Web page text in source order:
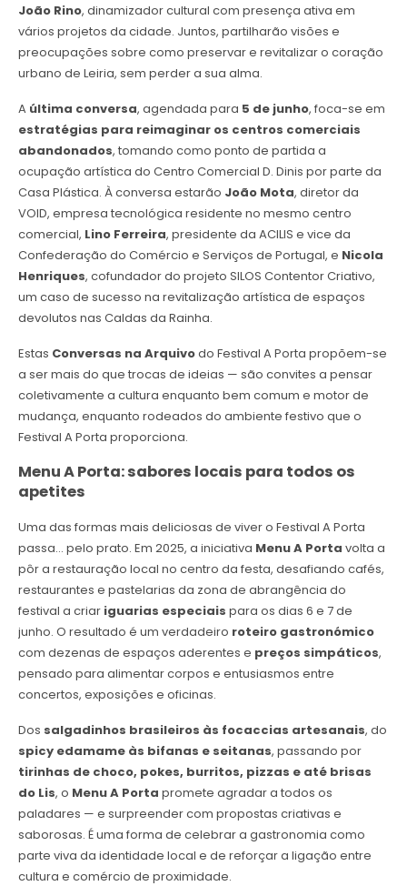
João Rino, dinamizador cultural com presença ativa em
vários projetos da cidade. Juntos, partilharão visões e
preocupações sobre como preservar e revitalizar o coração
urbano de Leiria, sem perder a sua alma.
A última conversa, agendada para 5 de junho, foca-se em
estratégias para reimaginar os centros comerciais
abandonados, tomando como ponto de partida a
ocupação artística do Centro Comercial D. Dinis por parte da
Casa Plástica. À conversa estarão João Mota, diretor da
VOID, empresa tecnológica residente no mesmo centro
comercial, Lino Ferreira, presidente da ACILIS e vice da
Confederação do Comércio e Serviços de Portugal, e Nicola
Henriques, cofundador do projeto SILOS Contentor Criativo,
um caso de sucesso na revitalização artística de espaços
devolutos nas Caldas da Rainha.
Estas Conversas na Arquivodo Festival A Porta propõem-se
a ser mais do que trocas de ideias — são convites a pensar
coletivamente a cultura enquanto bem comum e motor de
mudança, enquanto rodeados do ambiente festivo que o
Festival A Porta proporciona.
Menu A Porta: sabores locais para todos os
apetites
Uma das formas mais deliciosas de viver o Festival A Porta
passa… pelo prato. Em 2025, a iniciativa Menu A Porta volta a
pôr a restauração local no centro da festa, desafiando cafés,
restaurantes e pastelarias da zona de abrangência do
festival a criar iguarias especiais para os dias 6 e 7 de
junho. O resultado é um verdadeiro roteiro gastronómico
com dezenas de espaços aderentes e preços simpáticos,
pensado para alimentar corpos e entusiasmos entre
concertos, exposições e oficinas.
Dos salgadinhos brasileiros às focaccias artesanais, do
spicy edamame às bifanas e seitanas, passando por
tirinhas de choco, pokes, burritos, pizzas e até brisas
do Lis, o Menu A Porta promete agradar a todos os
paladares — e surpreender com propostas criativas e
saborosas. É uma forma de celebrar a gastronomia como
parte viva da identidade local e de reforçar a ligação entre
cultura e comércio de proximidade.